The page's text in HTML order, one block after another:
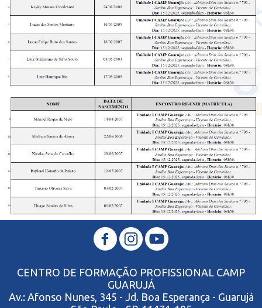
CENTRO DE FORMAÇÃO PROFISSIONAL CAMP
GUARUJÁ
Av.: Afonso Nunes, 345 - Jd. Boa Esperança - Guarujá